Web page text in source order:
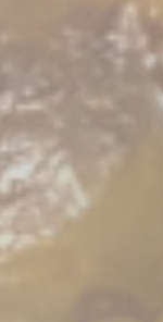
A